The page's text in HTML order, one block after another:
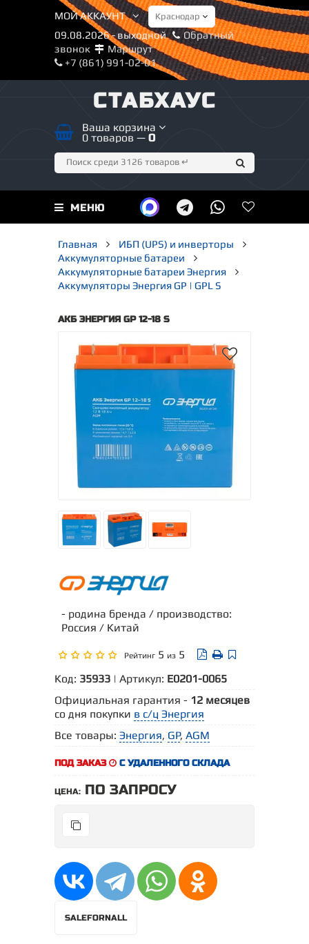
МОЙ АККАУНТ
09.08.2026 - выходной
Обратный
звонок
Маршрут
+7 (861) 991-02-01
СТАБХАУС
Ваша корзина
0 товаров — 0
МЕНЮ
Главная
ИБП (UPS) и инверторы
Аккумуляторные батареи
Аккумуляторные батареи Энергия
Аккумуляторы Энергия GP | GPL S
АКБ ЭНЕРГИЯ GP 12-18 S
- родина бренда / производство:
Россия / Китай
Рейтинг 5 из 5
Код: 35933 | Артикул: Е0201-0065
Официальная гарантия - 12 месяцев
со дня покупки в с/ц Энергия
Все товары: Энергия, GP, AGM
ПОД ЗАКАЗ С УДАЛЕННОГО СКЛАДА
ЦЕНА: ПО ЗАПРОСУ
SALEFORNALL